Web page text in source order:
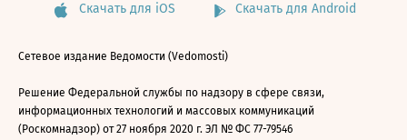
Скачать для iOS Скачать для Android
Сетевое издание Ведомости (Vedomosti)
Решение Федеральной службы по надзору в сфере связи,
информационных технологий и массовых коммуникаций
(Роскомнадзор) от 27 ноября 2020 г. ЭЛ № ФС 77-79546